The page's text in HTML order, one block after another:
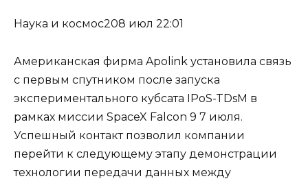
Наука и космос208 июл 22:01
Американская фирма Apolink установила связь
с первым спутником после запуска
экспериментального кубсата IPoS-TDsM в
рамках миссии SpaceX Falcon 9 7 июля.
Успешный контакт позволил компании
перейти к следующему этапу демонстрации
технологии передачи данных между